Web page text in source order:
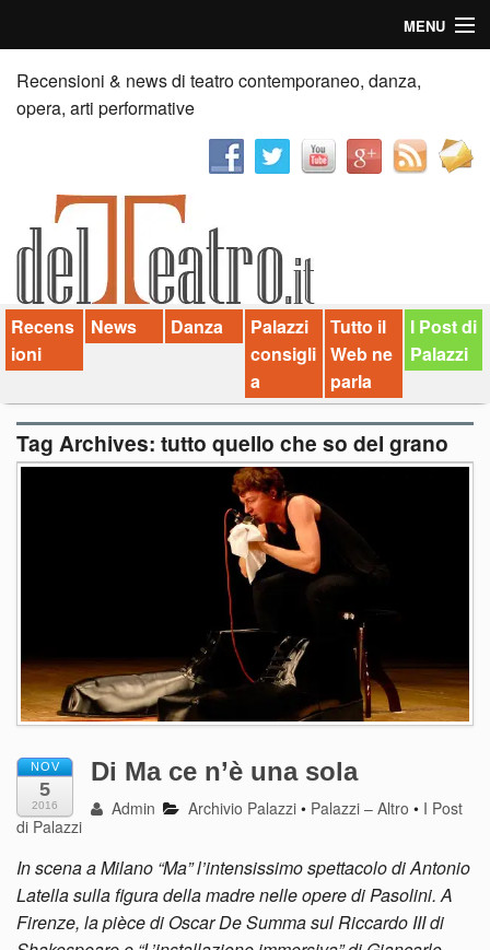
MENU
Home
Recensioni
News
Palazzi consiglia
Video
Chi siamo
Contatti
Recensioni & news di teatro contemporaneo, danza,
opera, arti performative
Recens
ioni
News Danza
Palazzi
consigli
a
Tutto il
Web ne
parla
I Post di
Palazzi
Tag Archives: tutto quello che so del grano
NOV
5
2016
Di Ma ce n’è una sola
Admin Archivio Palazzi • Palazzi – Altro • I Post
di Palazzi
In scena a Milano “Ma” l’intensissimo spettacolo di Antonio
Latella sulla figura della madre nelle opere di Pasolini. A
Firenze, la pièce di Oscar De Summa sul Riccardo III di